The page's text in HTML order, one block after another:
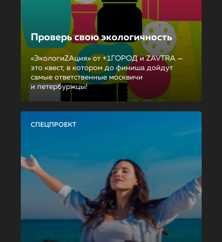
Проверь свою экологичность
«ЭкологиZAция» от +1ГОРОД и ZAVTRA —
это квест, в котором до финиша дойдут
самые ответственные москвичи
и петербуржцы!
СПЕЦПРОЕКТ